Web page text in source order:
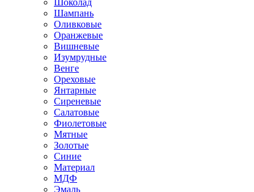
Шампань
Оливковые
Оранжевые
Вишневые
Изумрудные
Венге
Ореховые
Янтарные
Сиреневые
Салатовые
Фиолетовые
Мятные
Золотые
Синие
Материал
МДФ
Эмаль